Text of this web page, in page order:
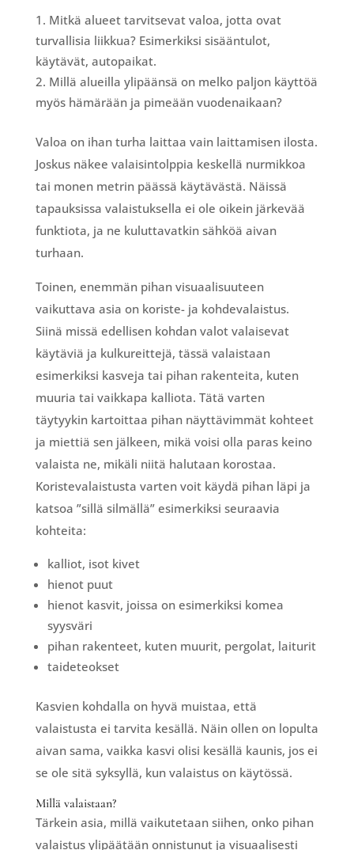
Mitkä alueet tarvitsevat valoa, jotta ovat
turvallisia liikkua? Esimerkiksi sisääntulot,
käytävät, autopaikat.
Millä alueilla ylipäänsä on melko paljon käyttöä
myös hämärään ja pimeään vuodenaikaan?
Valoa on ihan turha laittaa vain laittamisen ilosta.
Joskus näkee valaisintolppia keskellä nurmikkoa
tai monen metrin päässä käytävästä. Näissä
tapauksissa valaistuksella ei ole oikein järkevää
funktiota, ja ne kuluttavatkin sähköä aivan
turhaan.
Toinen, enemmän pihan visuaalisuuteen
vaikuttava asia on koriste- ja kohdevalaistus.
Siinä missä edellisen kohdan valot valaisevat
käytäviä ja kulkureittejä, tässä valaistaan
esimerkiksi kasveja tai pihan rakenteita, kuten
muuria tai vaikkapa kalliota. Tätä varten
täytyykin kartoittaa pihan näyttävimmät kohteet
ja miettiä sen jälkeen, mikä voisi olla paras keino
valaista ne, mikäli niitä halutaan korostaa.
Koristevalaistusta varten voit käydä pihan läpi ja
katsoa ”sillä silmällä” esimerkiksi seuraavia
kohteita:
kalliot, isot kivet
hienot puut
hienot kasvit, joissa on esimerkiksi komea
syysväri
pihan rakenteet, kuten muurit, pergolat, laiturit
taideteokset
Kasvien kohdalla on hyvä muistaa, että
valaistusta ei tarvita kesällä. Näin ollen on lopulta
aivan sama, vaikka kasvi olisi kesällä kaunis, jos ei
se ole sitä syksyllä, kun valaistus on käytössä.
Millä valaistaan?
Tärkein asia, millä vaikutetaan siihen, onko pihan
valaistus ylipäätään onnistunut ja visuaalisesti